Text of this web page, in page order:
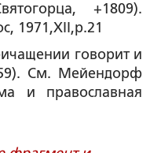
+1809).
1971,XII,р.21
говорит и
См. Мейендорф
и православная